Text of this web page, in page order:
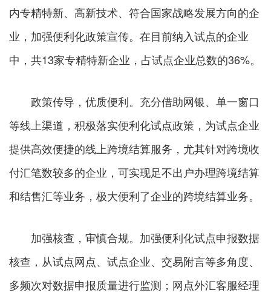
内专精特新、高新技术、符合国家战略发展方向的企
业，加强便利化政策宣传。在目前纳入试点的企业
中，共13家专精特新企业，占试点企业总数的36%。
政策传导，优质便利。充分借助网银、单一窗口
等线上渠道，积极落实便利化试点政策，为试点企业
提供高效便捷的线上跨境结算服务，尤其针对跨境收
付汇笔数较多的企业，可实现足不出户办理跨境结算
和结售汇等业务，极大便利了企业的跨境结算业务。
加强核查，审慎合规。加强便利化试点申报数据
核查，从试点网点、试点企业、交易附言等多角度、
多频次对数据申报质量进行监测；网点外汇客服经理